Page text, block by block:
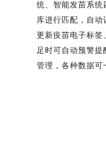
统、智能发苗系统
库进行匹配，自
更新疫苗电子标签
足时可自动预警
管理，各种数据可